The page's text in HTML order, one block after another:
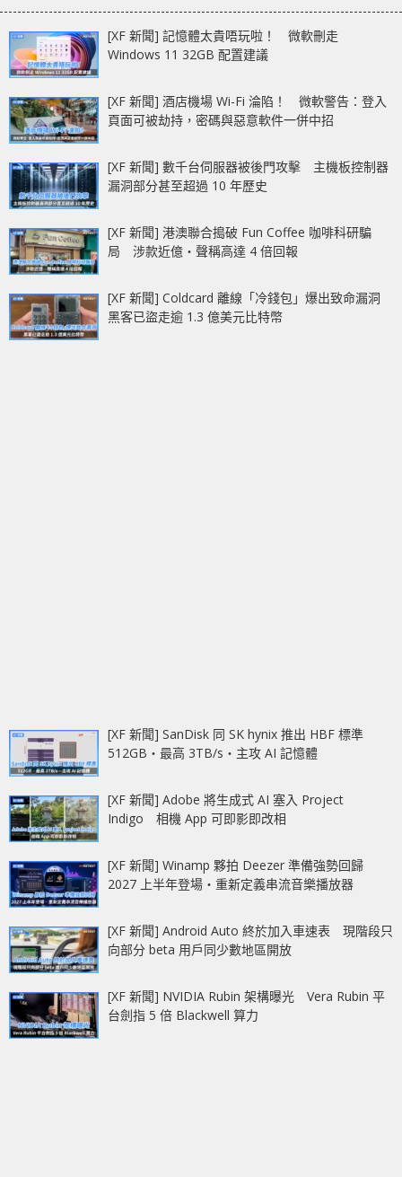
[XF 新聞] 記憶體太貴唔玩啦！ 微軟刪走
Windows 11 32GB 配置建議
[XF 新聞] 酒店機場 Wi-Fi 淪陷！ 微軟警告：登入
頁面可被劫持，密碼與惡意軟件一併中招
[XF 新聞] 數千台伺服器被後門攻擊 主機板控制器
漏洞部分甚至超過 10 年歷史
[XF 新聞] 港澳聯合搗破 Fun Coffee 咖啡科研騙
局 涉款近億‧聲稱高達 4 倍回報
[XF 新聞] Coldcard 離線「冷錢包」爆出致命漏洞
黑客已盜走逾 1.3 億美元比特幣
[XF 新聞] SanDisk 同 SK hynix 推出 HBF 標準
512GB‧最高 3TB/s‧主攻 AI 記憶體
[XF 新聞] Adobe 將生成式 AI 塞入 Project
Indigo 相機 App 可即影即改相
[XF 新聞] Winamp 夥拍 Deezer 準備強勢回歸
2027 上半年登場‧重新定義串流音樂播放器
[XF 新聞] Android Auto 終於加入車速表 現階段只
向部分 beta 用戶同少數地區開放
[XF 新聞] NVIDIA Rubin 架構曝光 Vera Rubin 平
台劍指 5 倍 Blackwell 算力